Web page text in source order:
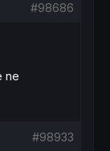
#98686
ne
#98933